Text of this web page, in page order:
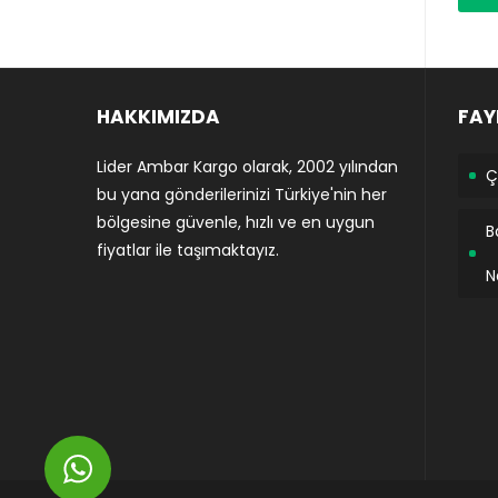
HAKKIMIZDA
Lider Ambar Kargo olarak, 2002 yılından
bu yana gönderilerinizi Türkiye'nin her
bölgesine güvenle, hızlı ve en uygun
fiyatlar ile taşımaktayız.